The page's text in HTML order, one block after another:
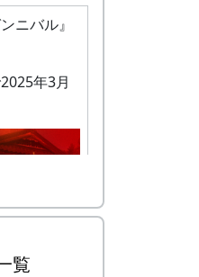
出場を果
、フォー
”を始め
バンドが
ニバル』
年3月
覧